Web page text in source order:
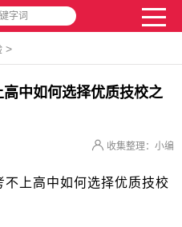
字词
>
中如何选择优质技校之
收集整理：小编